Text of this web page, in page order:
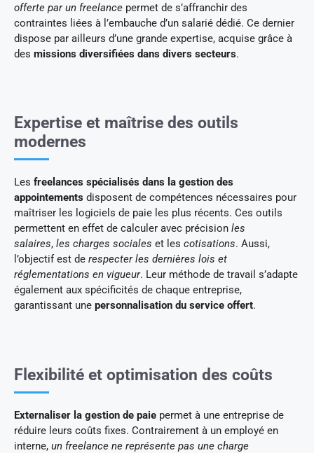
offerte par un freelance permet de s’affranchir des
contraintes liées à l’embauche d’un salarié dédié. Ce dernier
dispose par ailleurs d’une grande expertise, acquise grâce à
des missions diversifiées dans divers secteurs.
Expertise et maîtrise des outils
modernes
Les freelances spécialisés dans la gestion des
appointements disposent de compétences nécessaires pour
maîtriser les logiciels de paie les plus récents. Ces outils
permettent en effet de calculer avec précision les
salaires, les charges sociales et les cotisations. Aussi,
l’objectif est de respecter les dernières lois et
réglementations en vigueur. Leur méthode de travail s’adapte
également aux spécificités de chaque entreprise,
garantissant une personnalisation du service offert.
Flexibilité et optimisation des coûts
Externaliser la gestion de paie permet à une entreprise de
réduire leurs coûts fixes. Contrairement à un employé en
interne, un freelance ne représente pas une charge